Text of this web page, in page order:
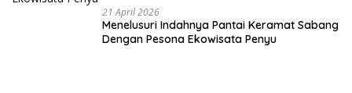
21 April 2026
Menelusuri Indahnya Pantai Keramat Sabang
Dengan Pesona Ekowisata Penyu